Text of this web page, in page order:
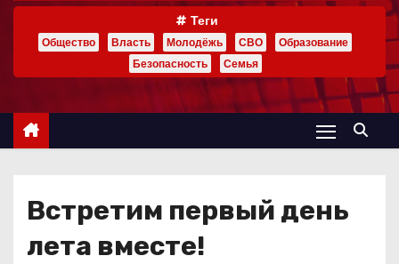
ж
Теги
Общество Власть Молодёжь СВО
Образование
Безопасность
Семья
Встретим первый день
лета вместе!